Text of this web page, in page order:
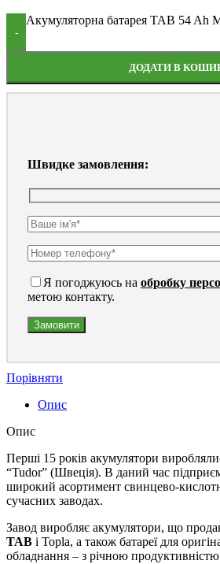
-
Акумуляторна батарея TAB 54 Ah
ДОДАТИ В
Швидке замовлення:
Я погоджуюсь на обробку
метою контакту.
Порівняти
Опис
Опис
Перші 15 років акумулятори
“Tudor” (Швеція). В даний час
широкий асортимент свинцево-
сучасних заводах.
Завод виробляє акумулятори, що
TAB і Topla, а також батареї для
обладнання – з річною